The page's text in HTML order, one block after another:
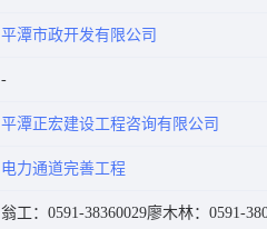
平潭市政开发有限公司
平潭正宏建设工程咨询有限公司
电力通道完善工程
翁工：0591-38360029廖木林：0591-